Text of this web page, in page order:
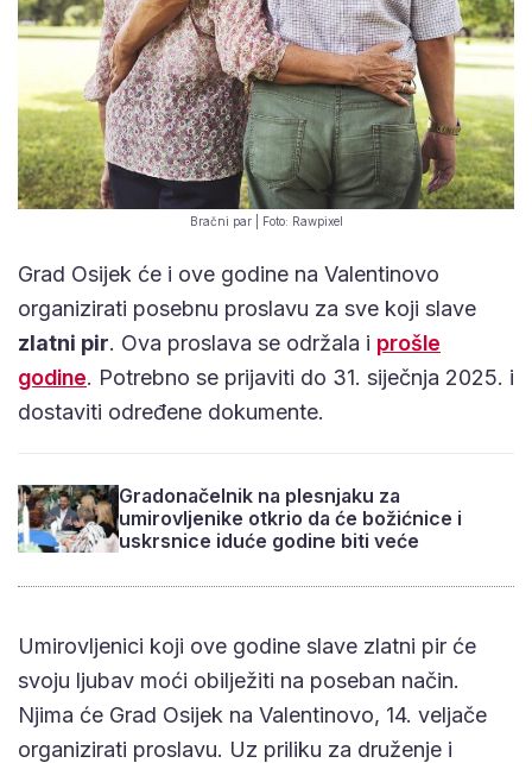
Bračni par | Foto: Rawpixel
Grad Osijek će i ove godine na Valentinovo
organizirati posebnu proslavu za sve koji slave
zlatni pir. Ova proslava se održala i prošle
godine. Potrebno se prijaviti do 31. siječnja 2025. i
dostaviti određene dokumente.
Gradonačelnik na plesnjaku za
umirovljenike otkrio da će božićnice i
uskrsnice iduće godine biti veće
Umirovljenici koji ove godine slave zlatni pir će
svoju ljubav moći obilježiti na poseban način.
Njima će Grad Osijek na Valentinovo, 14. veljače
organizirati proslavu. Uz priliku za druženje i